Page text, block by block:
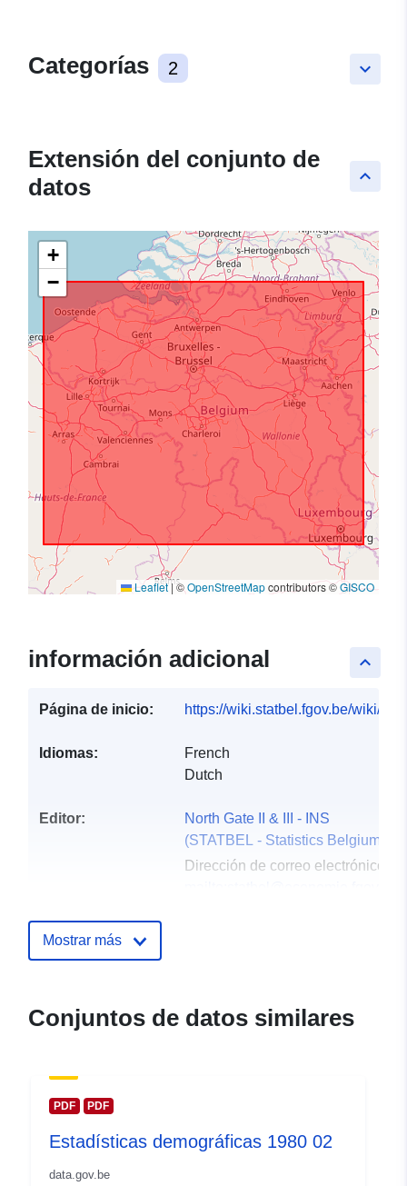
keyboard_arrow_down
Categorías 2
keyboard_arrow_up
Extensión del conjunto de
datos
+
−
Leaflet|©OpenStreetMapcontributors ©GISCO
keyboard_arrow_up
información adicional
Página de inicio: https://wiki.statbel.fgov.be/wiki/
Idiomas:
French
Dutch
Editor:
North Gate II & III - INS
(STATBEL - Statistics Belgium)
Dirección de correo electrónico:
Dirección de correo electrónico:
https://statbel.fgov.be/fr
Mostrar más
Conjuntos de datos similares
PDF PDF
Estadísticas demográficas 1980 02
data.gov.be